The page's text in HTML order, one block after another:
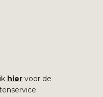
hier voor de